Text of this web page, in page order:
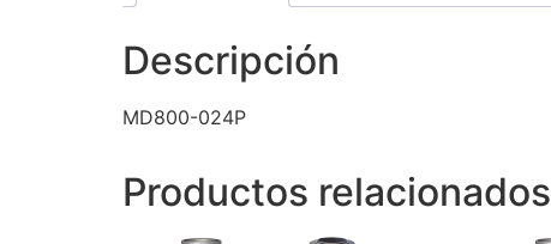
Descripción
MD800-024P
Productos relacionados